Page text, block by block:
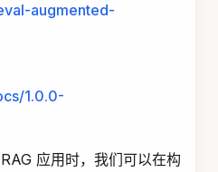
augmented-
1.0.0-
应用时，我们可以在构